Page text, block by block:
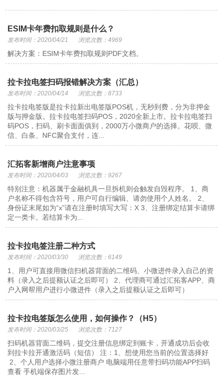
ESIM卡年费扣取规则是什么？
发布时间：2020/04/21 浏览次数：4969
解决方案：ESIM卡年费扣取规则PDF文档。
拉卡拉电签扫码报错解决方案（汇总）
发布时间：2020/04/14 浏览次数：8733
拉卡拉电签版是拉卡拉新出电签版POS机，无秒到费，分为非押金
版与押金版。拉卡拉电签扫码POS，2020全新上市。拉卡拉电签扫
码POS，扫码、刷卡面面俱到，2000万小微商户的选择。花呗、微
信、白条、NFC聚合支付，连...
汇拓客新增商户注意事项
发布时间：2020/04/03 浏览次数：9267
特别注意：机器属于金融机具一旦拆机则会触发自毁程序。 1、商
户名称不得包含符号，用户可自行编辑、请勿使用个人姓名。 2、
身份证末尾如为“x”请在注册时填写大写：X 3、注册绑定结算卡请绑
定一类卡。若结算卡为...
拉卡拉电签注册二种方式
发布时间：2020/03/30 浏览次数：6149
1、用户可直接用微信扫机器背面的二维码、小微进件录入自己的资
料（录入之后提额认证之后即可） 2、代理商可通过汇拓客APP、商
户入网帮用户进行小微进件（录入之后提额认证之后即可）
拉卡拉电签版怎么使用，如何操作？（H5）
发布时间：2020/03/25 浏览次数：7127
扫码机器背面二维码，提交注册信息绑定到账卡，开通成功后会收
到拉卡拉开通激活码（短信） 注：1、想使用您当前的位置选择好
2、个人用户选择小微注册商户 电脑端用任意带扫码功能APP扫码
查看 手机端保存图片发...